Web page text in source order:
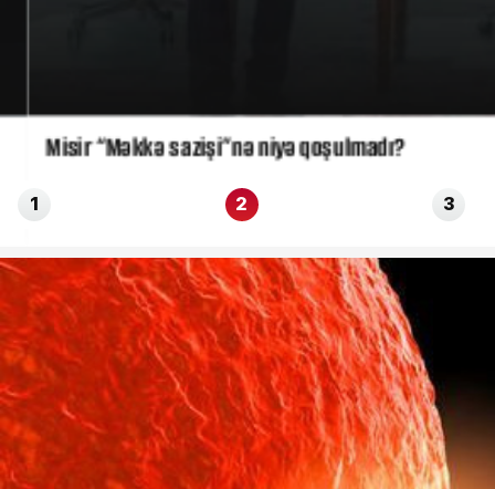
Misir “Məkkə sazişi”nə niyə qoşulmadı?
1 2 3